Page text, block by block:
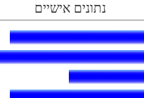
נתונים אישיים